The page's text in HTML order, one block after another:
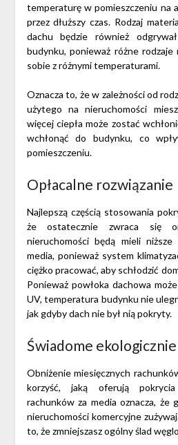
temperaturę w pomieszczeniu na
przez dłuższy czas. Rodzaj
dachu będzie również
budynku, ponieważ różne rodzaje
sobie z różnymi temperaturami.
Oznacza to, że w zależności od
użytego na nieruchomości
więcej ciepła może zostać
wchłonąć do budynku, co
pomieszczeniu.
Opłacalne rozwiązanie
Najlepszą częścią stosowania
że ostatecznie zwraca się
nieruchomości będą mieli niższe
media, ponieważ system
ciężko pracować, aby schłodzić
Ponieważ powłoka dachowa
UV, temperatura budynku nie
jak gdyby dach nie był nią pokryty.
Świadome
Obniżenie miesięcznych
korzyść, jaką oferują
rachunków za media oznacza, że
nieruchomości komercyjne
to, że zmniejszasz ogólny ślad